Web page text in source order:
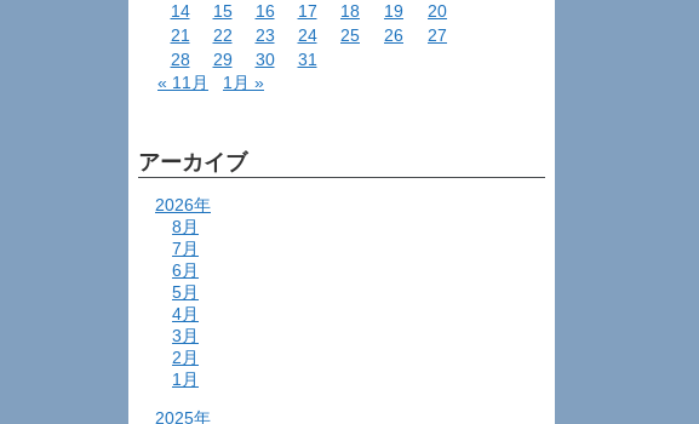
14
15 16 17 18 19
20
21
22 23 24 25 26
27
28
29 30
31
« 11月
1月 »
アーカイブ
2026年
8月
7月
6月
5月
4月
3月
2月
1月
2025年